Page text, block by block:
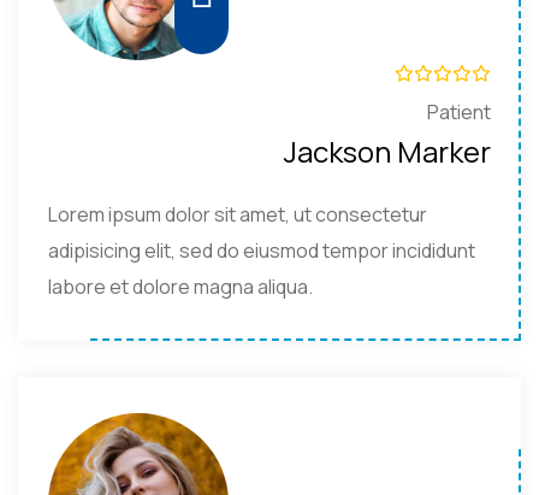
Patient
Jackson Marker
Lorem ipsum dolor sit amet, ut consectetur
adipisicing elit, sed do eiusmod tempor incididunt
labore et dolore magna aliqua.